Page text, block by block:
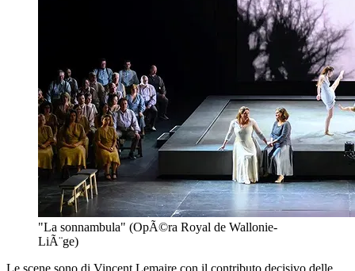
"La sonnambula" (OpÃ©ra Royal de Wallonie-
LiÃ¨ge)
Le scene sono di Vincent Lemaire con il contributo decisivo delle